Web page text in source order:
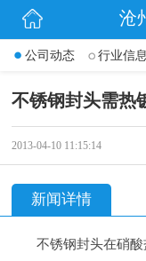
公司动态 行业信息
不锈钢封头需热
2013-04-10 11:15:14
新闻详情
不锈钢封头在硝